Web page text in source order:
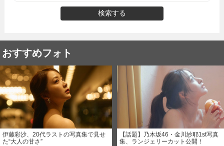
検索する
おすすめフォト
伊藤彩沙、20代ラストの写真集で見せ
た“大人の甘さ”
【話題】乃木坂46・金川紗耶1st写真
集、ランジェリーカット公開！